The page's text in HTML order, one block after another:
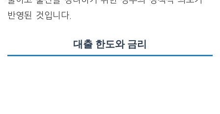
반영된 것입니다.
대출 한도와 금리